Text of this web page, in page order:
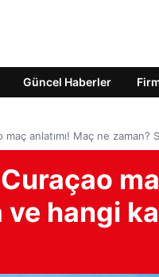
Güncel Haberler
maç anlatımı! Maç ne
hangi